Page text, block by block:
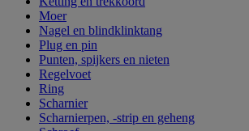
Moer
Nagel en blindklinktang
Plug en pin
Punten, spijkers en nieten
Regelvoet
Ring
Scharnier
Scharnierpen, -strip en geheng